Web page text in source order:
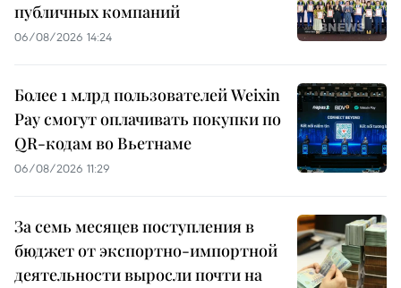
публичных компаний
06/08/2026 14:24
Более 1 млрд пользователей Weixin
Pay смогут оплачивать покупки по
QR-кодам во Вьетнаме
06/08/2026 11:29
За семь месяцев поступления в
бюджет от экспортно-импортной
деятельности выросли почти на